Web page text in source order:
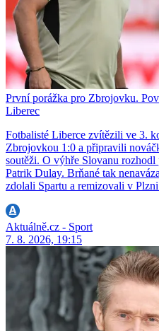
První porážka pro Zbrojovku.
Liberec
Fotbalisté Liberce zvítězili ve 3.
Zbrojovkou 1:0 a připravili
soutěži. O výhře Slovanu
Patrik Dulay. Brňané tak
zdolali Spartu a remizovali v
Aktuálně.cz - Sport
7. 8. 2026, 19:15